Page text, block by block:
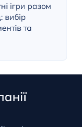
ігри разом
вибір
та